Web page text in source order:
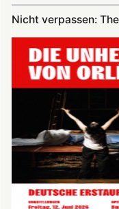
4.
2026
nach
Freiburg
Nicht verpassen: